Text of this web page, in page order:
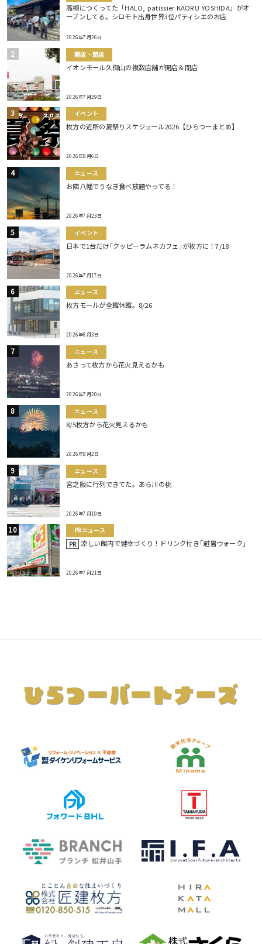
高槻につくってた「HALO, patissier KAORU YOSHIDA」がオ
ープンしてる。シロモト出身世界3位パティシエのお店
2026年7月26日
開店・閉店
イオンモール久御山の複数店舗が開店＆閉店
2026年7月29日
イベント
枚方の近所の夏祭りスケジュール2026【ひらつーまとめ】
2026年8月6日
ニュース
お隣八幡でうなぎ食べ放題やってる！
2026年7月23日
イベント
日本で1台だけ｢クッピーラムネカフェ｣が枚方に！7/18
2026年7月17日
ニュース
枚方モールが全館休館。8/26
2026年8月3日
ニュース
あさって枚方から花火見えるかも
2026年7月20日
ニュース
8/5枚方から花火見えるかも
2026年8月2日
ニュース
宮之阪に行列できてた。あら川の桃
2026年7月10日
PRニュース
PR 涼しい館内で健幸づくり！ドリンク付き｢避暑ウォーク｣
2026年7月21日